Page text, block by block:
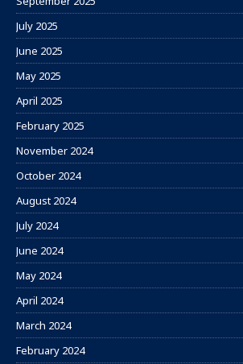
July 2025
June 2025
May 2025
April 2025
February 2025
November 2024
October 2024
August 2024
July 2024
June 2024
May 2024
April 2024
March 2024
February 2024